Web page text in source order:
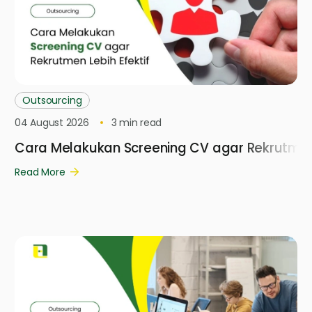
Outsourcing
04 August 2026
3 min read
Cara Melakukan Screening CV agar
Read More